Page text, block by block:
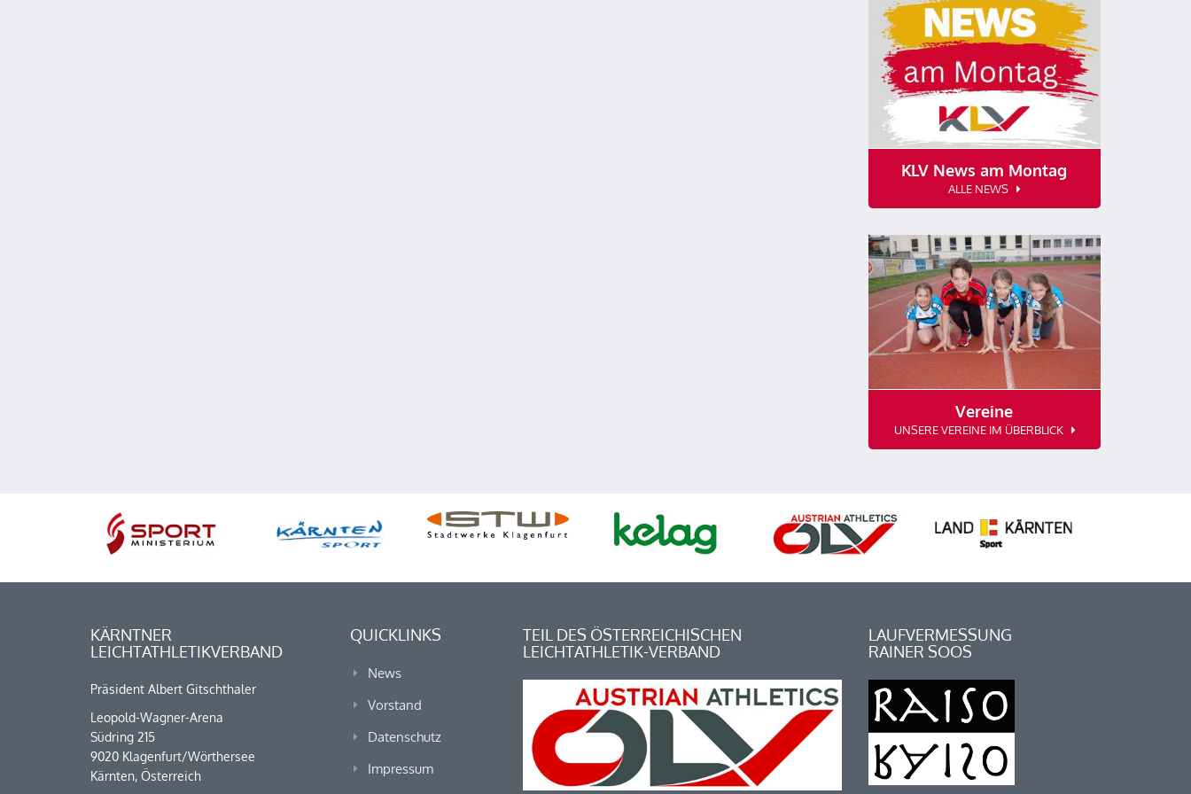
KLV News am Montag
ALLE NEWS
Vereine
UNSERE VEREINE IM ÜBERBLICK
KÄRNTNER
LEICHTATHLETIKVERBAND
Präsident Albert Gitschthaler
Leopold-Wagner-Arena
Südring 215
9020 Klagenfurt/Wörthersee
Kärnten, Österreich
QUICKLINKS
News
Vorstand
Datenschutz
Impressum
TEIL DES ÖSTERREICHISCHEN
LEICHTATHLETIK-VERBAND
LAUFVERMESSUNG
RAINER SOOS